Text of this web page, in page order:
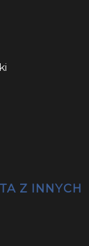
Z INNYCH